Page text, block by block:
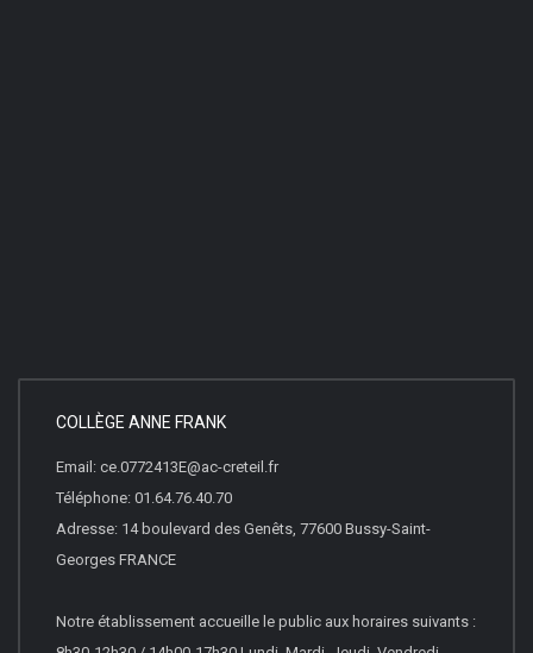
COLLÈGE ANNE FRANK
Email: ce.0772413E@ac-creteil.fr
Téléphone: 01.64.76.40.70
Adresse: 14 boulevard des Genêts, 77600 Bussy-Saint-
Georges FRANCE
Notre établissement accueille le public aux horaires suivants :